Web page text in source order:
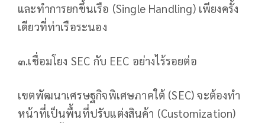
และทำการยกขึ้นเรือ (Single Handling) เพียงครั้ง
เดียวที่ท่าเรือระนอง
๓.เชื่อมโยง SEC กับ EEC อย่างไร้รอยต่อ
เขตพัฒนาเศรษฐกิจพิเศษภาคใต้ (SEC) จะต้องทำ
หน้าที่เป็นพื้นที่ปรับแต่งสินค้า (Customization)